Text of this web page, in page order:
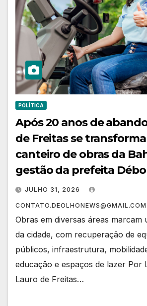
POLÍTICA
Após 20 anos de
de Freitas se
canteiro de obras da
gestão da prefeita
JULHO 31, 2026
CONTATO.DEOLHONEWS@GMAIL.COM
Obras em diversas áreas marcam
da cidade, com recuperação de
públicos, infraestrutura,
educação e espaços de lazer Por
Lauro de Freitas…